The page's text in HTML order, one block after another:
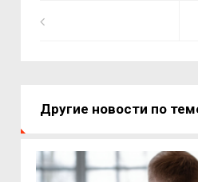
Другие новости по